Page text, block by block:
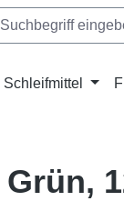
Schleifmittel